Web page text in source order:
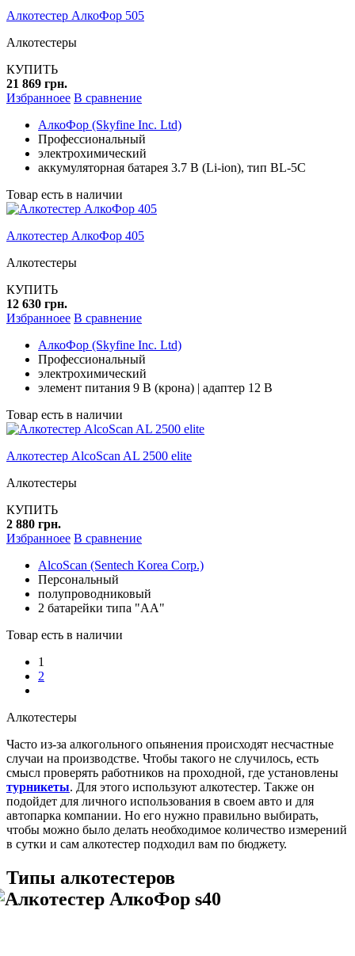
Алкотестер АлкоФор 505
Алкотестеры
КУПИТЬ
21 869 грн.
Избранноее В сравнение
АлкоФор (Skyfine Inc. Ltd)
Профессиональный
электрохимический
аккумуляторная батарея 3.7 В (Li-ion), тип BL-5C
Товар есть в наличии
Алкотестер АлкоФор 405
Алкотестеры
КУПИТЬ
12 630 грн.
Избранноее В сравнение
АлкоФор (Skyfine Inc. Ltd)
Профессиональный
электрохимический
элемент питания 9 В (крона) | адаптер 12 В
Товар есть в наличии
Алкотестер AlcoScan AL 2500 elite
Алкотестеры
КУПИТЬ
2 880 грн.
Избранноее В сравнение
AlcoScan (Sentech Korea Corp.)
Персональный
полупроводниковый
2 батарейки типа "АА"
Товар есть в наличии
1
2
Алкотестеры
Часто из-за алкогольного опьянения происходят несчастные
случаи на производстве. Чтобы такого не случилось, есть
смысл проверять работников на проходной, где установлены
турникеты. Для этого используют алкотестер. Также он
подойдет для личного использования в своем авто и для
автопарка компании. Но его нужно правильно выбирать,
чтобы можно было делать необходимое количество измерений
в сутки и сам алкотестер подходил вам по бюджету.
Типы алкотестеров